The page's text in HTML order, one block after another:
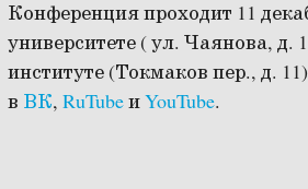
Конференция проходит 11
университете ( ул. Чаянова, д.
институте (Токмаков пер., д.
в ВК, RuTubeиYouTube.